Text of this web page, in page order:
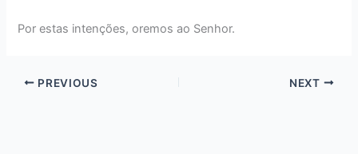
Por estas intenções, oremos ao Senhor.
PREVIOUS NEXT